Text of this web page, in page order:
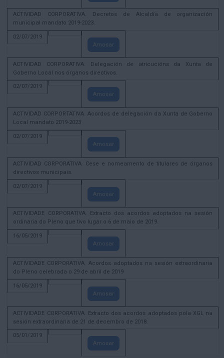
ACTIVIDAD CORPORATIVA. Decretos de Alcaldía de organización
municipal mandato 2019-2023.
02/07/2019
Amosar
ACTIVIDAD CORPORATIVA. Delegación de atricucións da Xunta de
Goberno Local nos órganos directivos.
02/07/2019
Amosar
ACTIVIDAD CORPORTATIVA. Acordos de delegación da Xunta de Goberno
Local mandato 2019-2023
02/07/2019
Amosar
ACTIVIDAD CORPORATIVA. Cese e nomeamento de titulares de órganos
directivos municipais.
02/07/2019
Amosar
ACTIVIDADE CORPORATIVA. Extracto dos acordos adoptados na sesión
ordinaria do Pleno que tivo lugar o 6 de maio de 2019.
16/05/2019
Amosar
ACTIVIDADE CORPORATIVA. Acordos adoptados na sesión extraordinaria
do Pleno celebrada o 29 de abril de 2019
16/05/2019
Amosar
ACTIVIDADE CORPORATIVA. Extracto dos acordos adoptados pola XGL na
sesión extraordinaria de 21 de decembro de 2018.
05/01/2019
Amosar